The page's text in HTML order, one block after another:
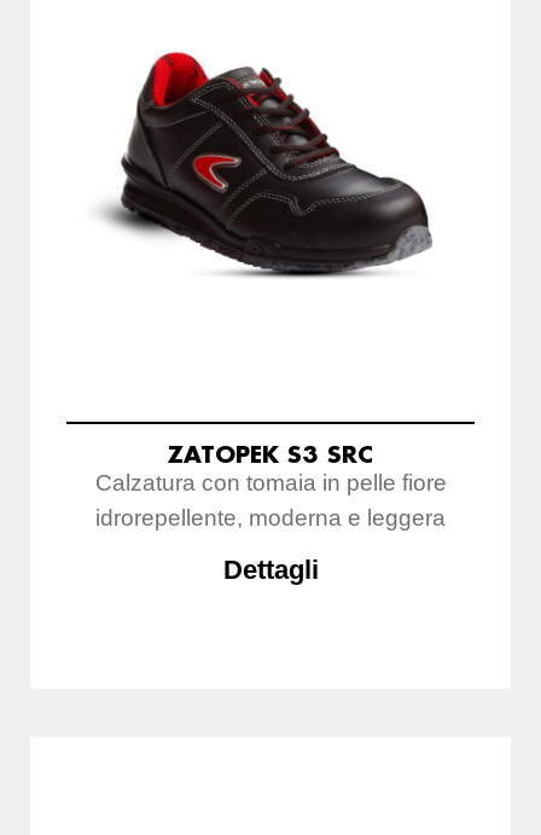
ZATOPEK S3 SRC
Calzatura con tomaia in pelle fiore
idrorepellente, moderna e leggera
Dettagli